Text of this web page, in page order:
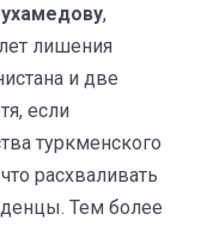
,
лишения
и две
если
туркменского
расхваливать
Тем более